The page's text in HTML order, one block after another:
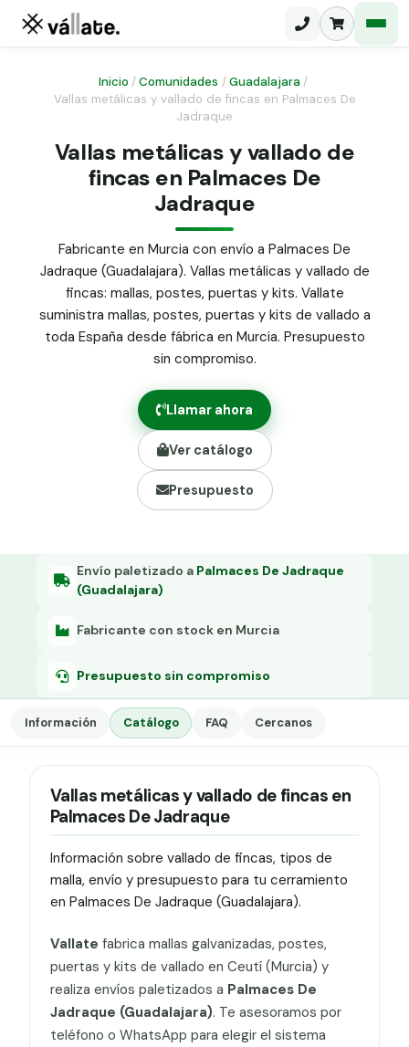
Malla electrosoldada
Malla ganadera
Malla simple torsión
Malla triple torsión
Panel malla H.
Puerta abatible dos hojas
Puerta acceso peatonal
Poste malla Hércules
Poste malla simple torsión
Alambre de espino galvanizado
Alambre liso galvanizado
Malla ocultación 70 g/m² verde
Grapa malla H.
Grapadora
Grapas a-18
Inicio /Comunidades / Guadalajara /
Vallas metálicas y vallado de fincas en Palmaces De
Jadraque
Vallas metálicas y vallado de
fincas en Palmaces De
Jadraque
Fabricante en Murcia con envío a Palmaces De
Jadraque (Guadalajara). Vallas metálicas y vallado de
fincas: mallas, postes, puertas y kits. Vallate
suministra mallas, postes, puertas y kits de vallado a
toda España desde fábrica en Murcia. Presupuesto
sin compromiso.
Llamar ahora
Ver catálogo
Presupuesto
Envío paletizado a Palmaces De Jadraque
(Guadalajara)
Fabricante con stock en Murcia
Presupuesto sin compromiso
Información Catálogo FAQ Cercanos
Vallas metálicas y vallado de fincas en
Palmaces De Jadraque
Información sobre vallado de fincas, tipos de
malla, envío y presupuesto para tu cerramiento
en Palmaces De Jadraque (Guadalajara).
Vallate fabrica mallas galvanizadas, postes,
puertas y kits de vallado en Ceutí (Murcia) y
realiza envíos paletizados a Palmaces De
Jadraque (Guadalajara). Te asesoramos por
teléfono o WhatsApp para elegir el sistema